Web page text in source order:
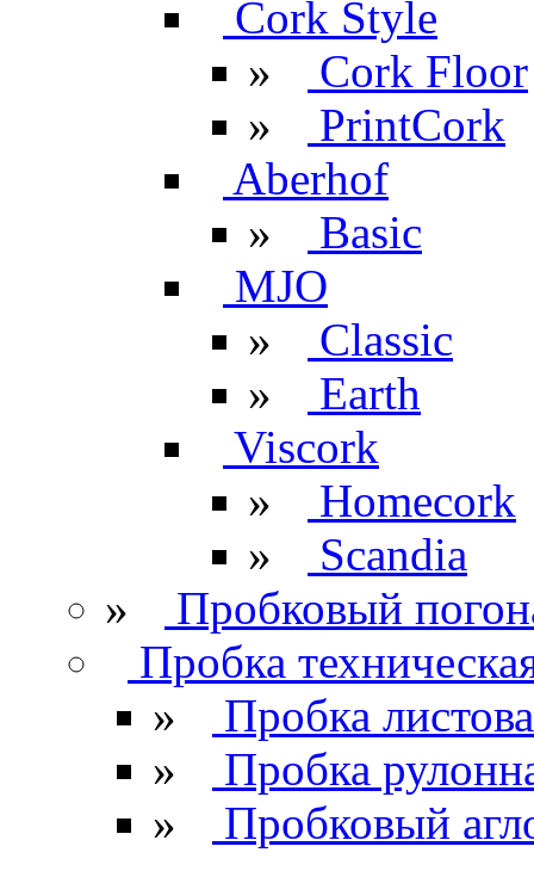
Cork Style
»
Cork Floor
»
PrintCork
Aberhof
»
Basic
MJO
»
Classic
»
Earth
Viscork
»
Homecork
»
Scandia
»
Пробковый
Пробка
»
Пробка
»
Пробка
»
Пробковый